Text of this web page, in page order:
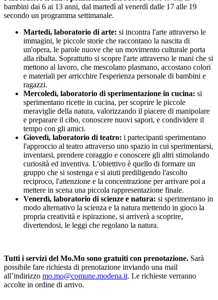
bambini dai 6 ai 13 anni, dal martedì al venerdì dalle 17 alle 19
secondo un programma settimanale.
Martedì, laboratorio di arte: si incontra l'arte attraverso le
immagini, le piccole storie che raccontano la nascita di
un'opera, le parole nuove che un movimento culturale porta
alla ribalta. Soprattutto si scopre l'arte attraverso le mani che si
mettono al lavoro, che mescolano plasmano, accostano colori
e materiali per arricchire l'esperienza personale di bambini e
ragazzi.
Mercoledì, laboratorio di sperimentazione in cucina: si
sperimentano ricette in cucina, per scoprire le piccole
meraviglie della natura, valorizzando il piacere di manipolare
e preparare il cibo, conoscere nuovi sapori, e condividere il
tempo con gli amici.
Giovedì, laboratorio di teatro: i partecipanti sperimentano
l'approccio al teatro attraverso uno spazio in cui sperimentarsi,
inventarsi, prendere coraggio e conoscere gli altri stimolando
curiosità ed inventiva. L'obiettivo è quello di formare un
gruppo che si sostenga e si aiuti prediligendo l'ascolto
reciproco, l'attenzione e la concentrazione per arrivare poi a
mettere in scena una piccola rappresentazione finale.
Venerdì, laboratorio di scienze e natura: si sperimentano in
modo alternativo la scienza e la natura mettendo in gioco la
propria creatività e ispirazione, si arriverà a scoprire,
divertendosi, le leggi che regolano la natura.
Tutti i servizi del Mo.Mo sono gratuiti con prenotazione. Sarà
possibile fare richiesta di prenotazione inviando una mail
all’indirizzo mo.mo@comune.modena.it. Le richieste verranno
accolte in ordine di arrivo.